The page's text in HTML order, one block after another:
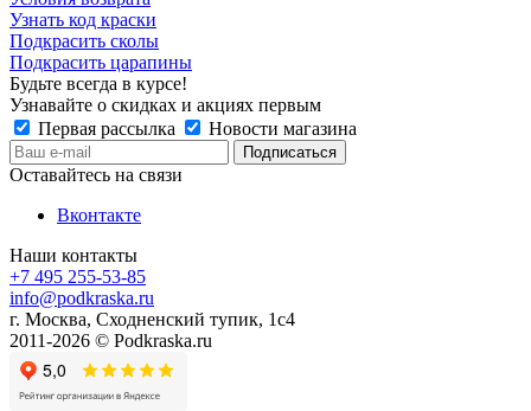
Узнать код краски
Подкрасить сколы
Подкрасить царапины
Будьте всегда в курсе!
Узнавайте о скидках и акциях первым
Первая рассылка
Новости магазина
Оставайтесь на связи
Вконтакте
Наши контакты
+7 495 255-53-85
info@podkraska.ru
г. Москва, Сходненский тупик, 1с4
2011-2026 © Podkraska.ru